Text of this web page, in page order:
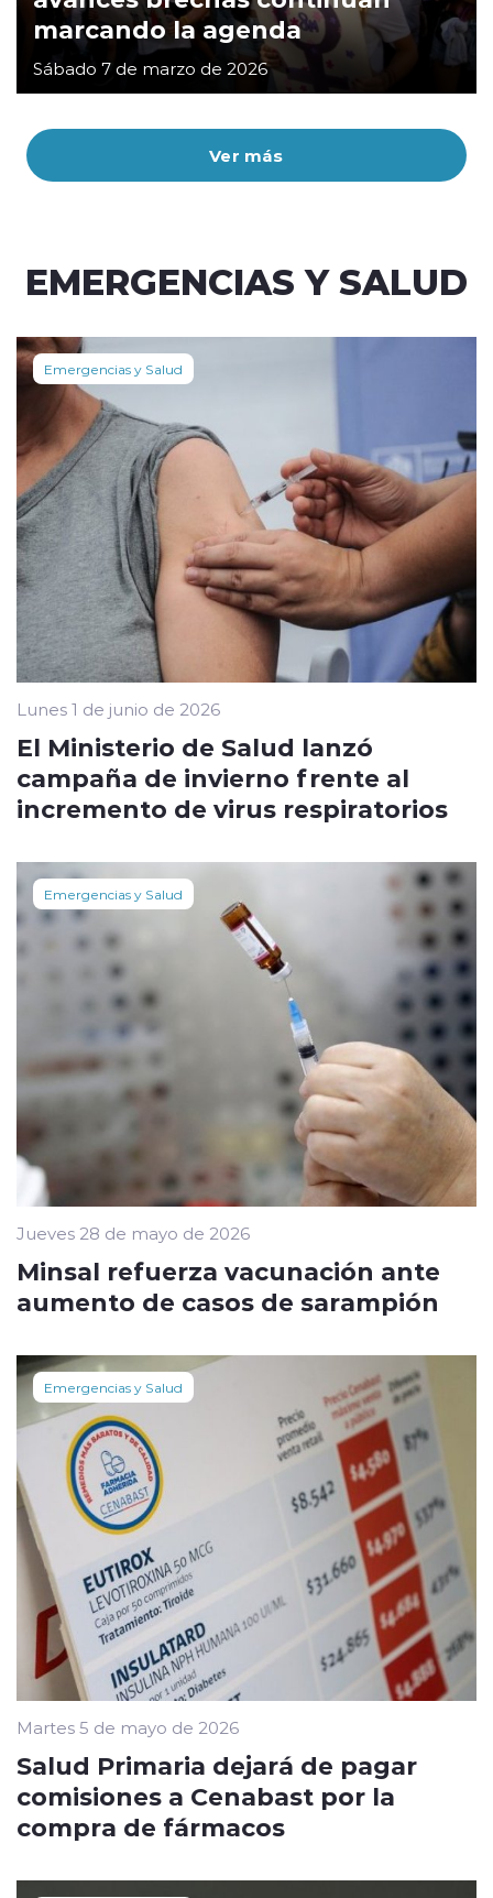
Ver más
marcando la agenda
Sábado 7 de marzo de 2026
EMERGENCIAS Y SALUD
Emergencias y Salud
Lunes 1 de junio de 2026
El Ministerio de Salud lanzó
campaña de invierno frente al
incremento de virus respiratorios
Emergencias y Salud
Jueves 28 de mayo de 2026
Minsal refuerza vacunación ante
aumento de casos de sarampión
Emergencias y Salud
Martes 5 de mayo de 2026
Salud Primaria dejará de pagar
comisiones a Cenabast por la
compra de fármacos